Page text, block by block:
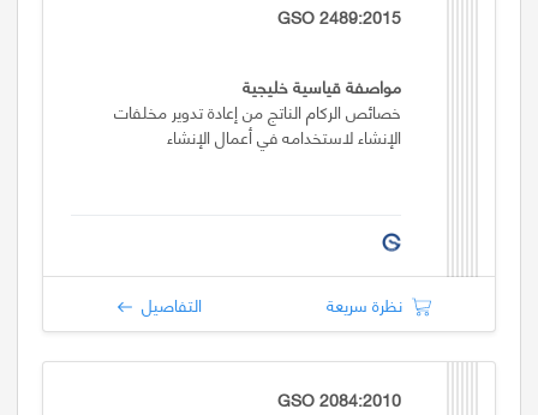
GSO 2489:2015
مواصفة قياسية خليجية
خصائص الركام الناتج من إعادة تدوير مخلفات
الإنشاء لاستخدامه في أعمال الإنشاء
نظرة سريعة التفاصيل
GSO 2084:2010